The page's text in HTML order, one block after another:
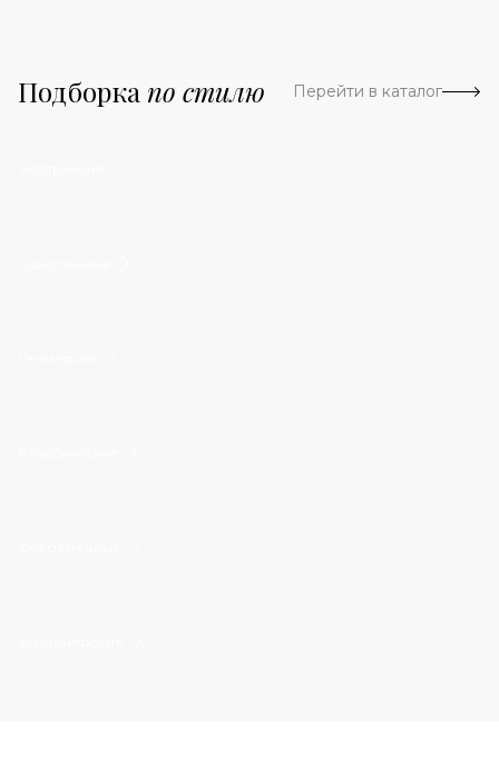
Подборка по стилю Перейти в каталог